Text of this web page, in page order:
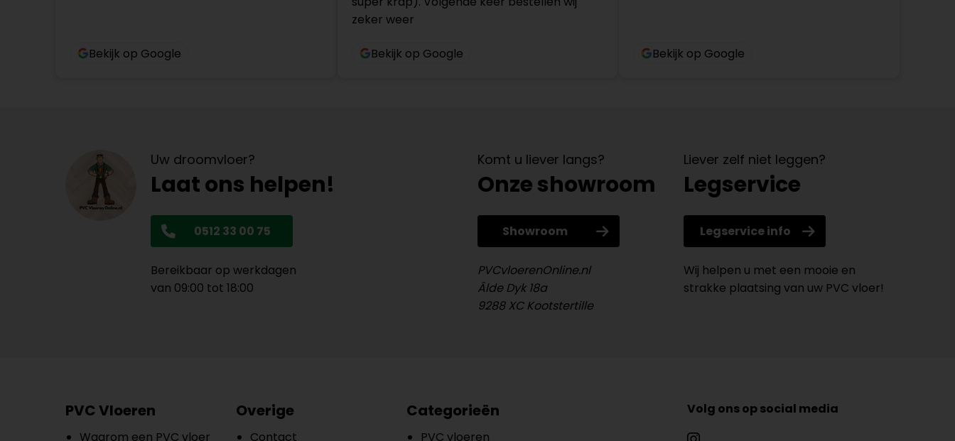
Bekijk op Google
zeker weer
Bekijk op Google Bekijk op Google
Uw droomvloer?
Laat ons helpen!
0512 33 00 75
Bereikbaar op werkdagen
van 09:00 tot 18:00
Komt u liever langs?
Onze showroom
Showroom
PVCvloerenOnline.nl
Âlde Dyk 18a
9288 XC Kootstertille
Liever zelf niet leggen?
Legservice
Legservice info
Wij helpen u met een mooie en
strakke plaatsing van uw PVC vloer!
PVC Vloeren
Waarom een PVC vloer
Overige
Contact
Categorieën
PVC vloeren
Volg ons op social media